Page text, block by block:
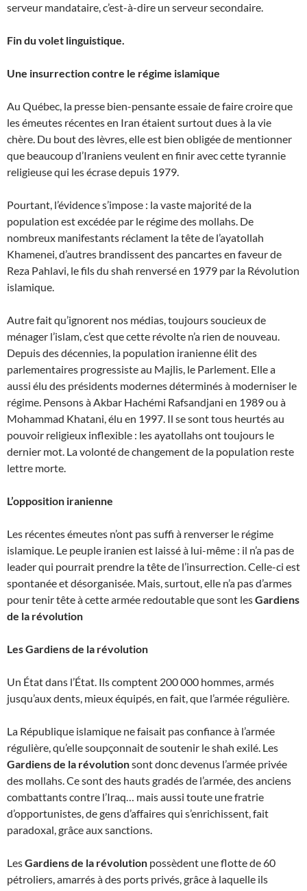
serveur mandataire, c’est-à-dire un serveur secondaire.
Fin du volet linguistique.
Une insurrection contre le régime islamique
Au Québec, la presse bien-pensante essaie de faire croire que
les émeutes récentes en Iran étaient surtout dues à la vie
chère. Du bout des lèvres, elle est bien obligée de mentionner
que beaucoup d’Iraniens veulent en finir avec cette tyrannie
religieuse qui les écrase depuis 1979.
Pourtant, l’évidence s’impose : la vaste majorité de la
population est excédée par le régime des mollahs. De
nombreux manifestants réclament la tête de l’ayatollah
Khamenei, d’autres brandissent des pancartes en faveur de
Reza Pahlavi, le fils du shah renversé en 1979 par la Révolution
islamique.
Autre fait qu’ignorent nos médias, toujours soucieux de
ménager l’islam, c’est que cette révolte n’a rien de nouveau.
Depuis des décennies, la population iranienne élit des
parlementaires progressiste au Majlis, le Parlement. Elle a
aussi élu des présidents modernes déterminés à moderniser le
régime. Pensons à Akbar Hachémi Rafsandjani en 1989 ou à
Mohammad Khatani, élu en 1997. Il se sont tous heurtés au
pouvoir religieux inflexible : les ayatollahs ont toujours le
dernier mot. La volonté de changement de la population reste
lettre morte.
L’opposition iranienne
Les récentes émeutes n’ont pas suffi à renverser le régime
islamique. Le peuple iranien est laissé à lui-même : il n’a pas de
leader qui pourrait prendre la tête de l’insurrection. Celle-ci est
spontanée et désorganisée. Mais, surtout, elle n’a pas d’armes
pour tenir tête à cette armée redoutable que sont lesGardiens
de la révolution
Les Gardiens de la révolution
Un État dans l’État. Ils comptent 200 000 hommes, armés
jusqu’aux dents, mieux équipés, en fait, que l’armée régulière.
La République islamique ne faisait pas confiance à l’armée
régulière, qu’elle soupçonnait de soutenir le shah exilé. Les
Gardiens de la révolutionsont donc devenus l’armée privée
des mollahs. Ce sont des hauts gradés de l’armée, des anciens
combattants contre l’Iraq… mais aussi toute une fratrie
d’opportunistes, de gens d’affaires qui s’enrichissent, fait
paradoxal, grâce aux sanctions.
LesGardiens de la révolution possèdent une flotte de 60
pétroliers, amarrés à des ports privés, grâce à laquelle ils